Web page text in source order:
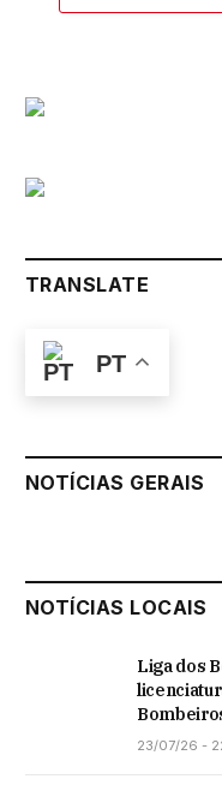
TRANSLATE
PT
NOTÍCIAS GERAIS
NOTÍCIAS LOCAIS
Liga dos
23/07/26 -